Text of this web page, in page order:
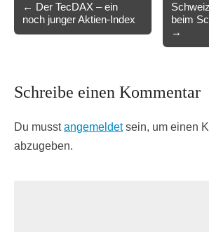
navigation
← Der TecDAX – ein
noch junger Aktien-Index
beim
→
Schreibe einen Kommentar
Du musstangemeldetsein, um einen
abzugeben.